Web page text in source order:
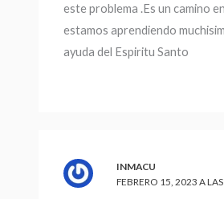
este problema .Es un camino
estamos aprendiendo
ayuda del Espiritu Santo
INMACU
FEBRERO 15, 2023 A